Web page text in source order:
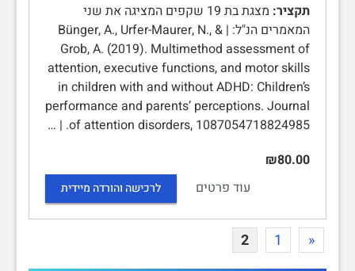
תקציר:
מצגת בת 19 שקפים המציגה את שני
המאמרים הנ"ל: | Bünger, A., Urfer-Maurer, N., &
Grob, A. (2019). Multimethod assessment of
attention, executive functions, and motor skills
in children with and without ADHD: Children’s
performance and parents’ perceptions. Journal
of attention disorders, 1087054718824985.‏ | …
₪80.00
עוד פרטים
לרכישה והורדה מיידית
«
1
2